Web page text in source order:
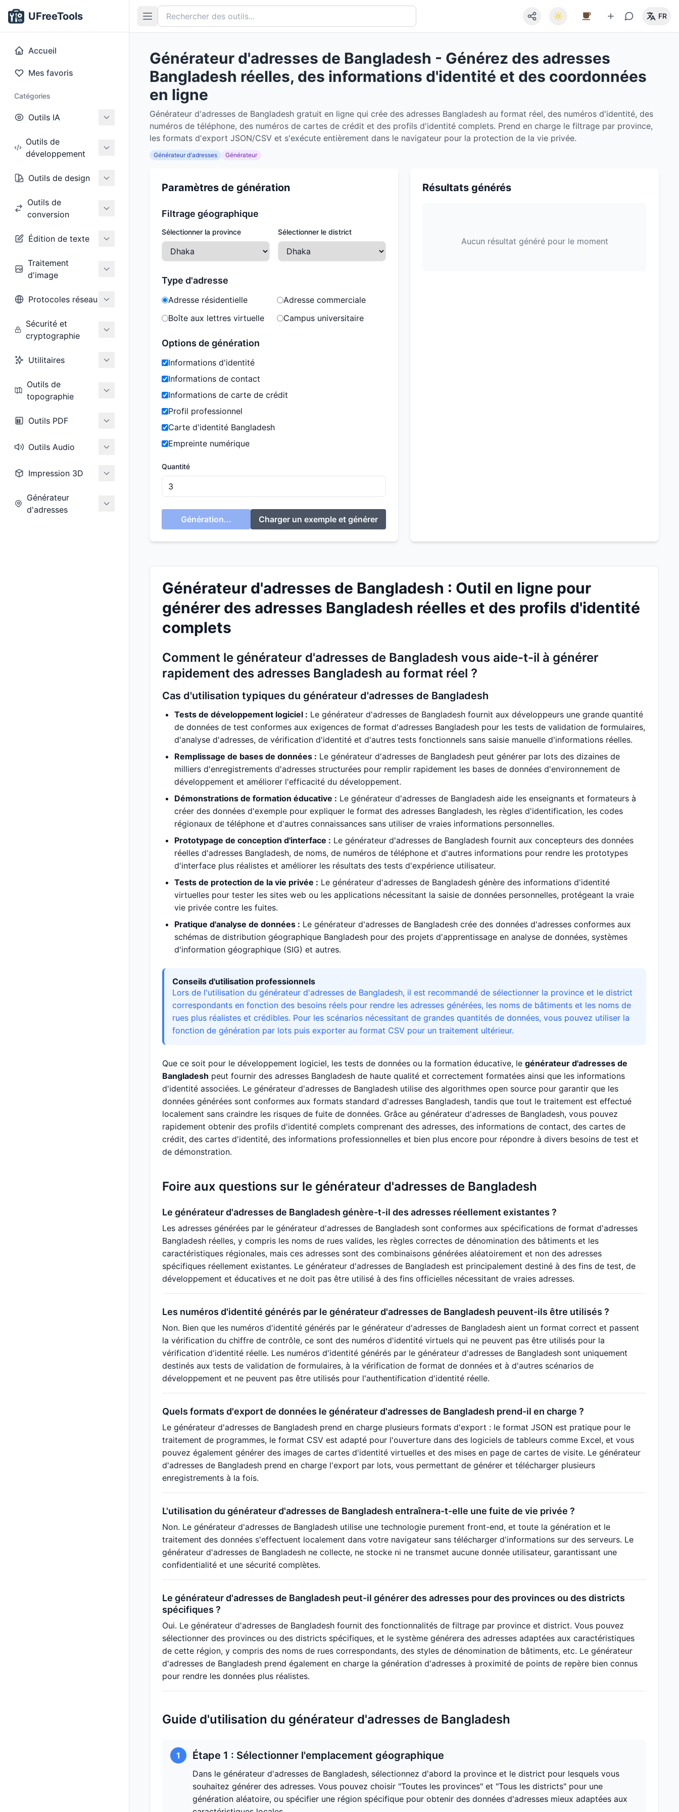
UFreeTools
Accueil
Mes favoris
Catégories
Outils IA
Outils de
développement
Outils de design
Outils de
conversion
Édition de texte
Traitement
d'image
Protocoles réseau
Sécurité et
cryptographie
Utilitaires
Outils de
topographie
Outils PDF
Outils Audio
Impression 3D
Générateur
d'adresses
FR
Générateur d'adresses de Bangladesh - Générez des adresses
Bangladesh réelles, des informations d'identité et des coordonnées
en ligne
Générateur d'adresses de Bangladesh gratuit en ligne qui crée des adresses Bangladesh au format réel, des numéros d'identité, des
numéros de téléphone, des numéros de cartes de crédit et des profils d'identité complets. Prend en charge le filtrage par province,
les formats d'export JSON/CSV et s'exécute entièrement dans le navigateur pour la protection de la vie privée.
Générateur d'adresses Générateur
Paramètres de génération
Filtrage géographique
Sélectionner la province Sélectionner le district
Type d'adresse
Adresse résidentielle
Adresse commerciale
Boîte aux lettres virtuelle
Campus universitaire
Options de génération
Informations d'identité
Informations de contact
Informations de carte de crédit
Profil professionnel
Carte d'identité Bangladesh
Empreinte numérique
Quantité
Génération... Charger un exemple et générer
Résultats générés
Aucun résultat généré pour le moment
Générateur d'adresses de Bangladesh : Outil en ligne pour
générer des adresses Bangladesh réelles et des profils d'identité
complets
Comment le générateur d'adresses de Bangladesh vous aide-t-il à générer
rapidement des adresses Bangladesh au format réel ?
Cas d'utilisation typiques du générateur d'adresses de Bangladesh
Tests de développement logiciel : Le générateur d'adresses de Bangladesh fournit aux développeurs une grande quantité
de données de test conformes aux exigences de format d'adresses Bangladesh pour les tests de validation de formulaires,
d'analyse d'adresses, de vérification d'identité et d'autres tests fonctionnels sans saisie manuelle d'informations réelles.
Remplissage de bases de données : Le générateur d'adresses de Bangladesh peut générer par lots des dizaines de
milliers d'enregistrements d'adresses structurées pour remplir rapidement les bases de données d'environnement de
développement et améliorer l'efficacité du développement.
Démonstrations de formation éducative : Le générateur d'adresses de Bangladesh aide les enseignants et formateurs à
créer des données d'exemple pour expliquer le format des adresses Bangladesh, les règles d'identification, les codes
régionaux de téléphone et d'autres connaissances sans utiliser de vraies informations personnelles.
Prototypage de conception d'interface : Le générateur d'adresses de Bangladesh fournit aux concepteurs des données
réelles d'adresses Bangladesh, de noms, de numéros de téléphone et d'autres informations pour rendre les prototypes
d'interface plus réalistes et améliorer les résultats des tests d'expérience utilisateur.
Tests de protection de la vie privée : Le générateur d'adresses de Bangladesh génère des informations d'identité
virtuelles pour tester les sites web ou les applications nécessitant la saisie de données personnelles, protégeant la vraie
vie privée contre les fuites.
Pratique d'analyse de données : Le générateur d'adresses de Bangladesh crée des données d'adresses conformes aux
schémas de distribution géographique Bangladesh pour des projets d'apprentissage en analyse de données, systèmes
d'information géographique (SIG) et autres.
Conseils d'utilisation professionnels
Lors de l'utilisation du générateur d'adresses de Bangladesh, il est recommandé de sélectionner la province et le district
correspondants en fonction des besoins réels pour rendre les adresses générées, les noms de bâtiments et les noms de
rues plus réalistes et crédibles. Pour les scénarios nécessitant de grandes quantités de données, vous pouvez utiliser la
fonction de génération par lots puis exporter au format CSV pour un traitement ultérieur.
Que ce soit pour le développement logiciel, les tests de données ou la formation éducative, le générateur d'adresses de
Bangladesh peut fournir des adresses Bangladesh de haute qualité et correctement formatées ainsi que les informations
d'identité associées. Le générateur d'adresses de Bangladesh utilise des algorithmes open source pour garantir que les
données générées sont conformes aux formats standard d'adresses Bangladesh, tandis que tout le traitement est effectué
localement sans craindre les risques de fuite de données. Grâce au générateur d'adresses de Bangladesh, vous pouvez
rapidement obtenir des profils d'identité complets comprenant des adresses, des informations de contact, des cartes de
crédit, des cartes d'identité, des informations professionnelles et bien plus encore pour répondre à divers besoins de test et
de démonstration.
Foire aux questions sur le générateur d'adresses de Bangladesh
Le générateur d'adresses de Bangladesh génère-t-il des adresses réellement existantes ?
Les adresses générées par le générateur d'adresses de Bangladesh sont conformes aux spécifications de format d'adresses
Bangladesh réelles, y compris les noms de rues valides, les règles correctes de dénomination des bâtiments et les
caractéristiques régionales, mais ces adresses sont des combinaisons générées aléatoirement et non des adresses
spécifiques réellement existantes. Le générateur d'adresses de Bangladesh est principalement destiné à des fins de test, de
développement et éducatives et ne doit pas être utilisé à des fins officielles nécessitant de vraies adresses.
Les numéros d'identité générés par le générateur d'adresses de Bangladesh peuvent-ils être utilisés ?
Non. Bien que les numéros d'identité générés par le générateur d'adresses de Bangladesh aient un format correct et passent
la vérification du chiffre de contrôle, ce sont des numéros d'identité virtuels qui ne peuvent pas être utilisés pour la
vérification d'identité réelle. Les numéros d'identité générés par le générateur d'adresses de Bangladesh sont uniquement
destinés aux tests de validation de formulaires, à la vérification de format de données et à d'autres scénarios de
développement et ne peuvent pas être utilisés pour l'authentification d'identité réelle.
Quels formats d'export de données le générateur d'adresses de Bangladesh prend-il en charge ?
Le générateur d'adresses de Bangladesh prend en charge plusieurs formats d'export : le format JSON est pratique pour le
traitement de programmes, le format CSV est adapté pour l'ouverture dans des logiciels de tableurs comme Excel, et vous
pouvez également générer des images de cartes d'identité virtuelles et des mises en page de cartes de visite. Le générateur
d'adresses de Bangladesh prend en charge l'export par lots, vous permettant de générer et télécharger plusieurs
enregistrements à la fois.
L'utilisation du générateur d'adresses de Bangladesh entraînera-t-elle une fuite de vie privée ?
Non. Le générateur d'adresses de Bangladesh utilise une technologie purement front-end, et toute la génération et le
traitement des données s'effectuent localement dans votre navigateur sans télécharger d'informations sur des serveurs. Le
générateur d'adresses de Bangladesh ne collecte, ne stocke ni ne transmet aucune donnée utilisateur, garantissant une
confidentialité et une sécurité complètes.
Le générateur d'adresses de Bangladesh peut-il générer des adresses pour des provinces ou des districts
spécifiques ?
Oui. Le générateur d'adresses de Bangladesh fournit des fonctionnalités de filtrage par province et district. Vous pouvez
sélectionner des provinces ou des districts spécifiques, et le système générera des adresses adaptées aux caractéristiques
de cette région, y compris des noms de rues correspondants, des styles de dénomination de bâtiments, etc. Le générateur
d'adresses de Bangladesh prend également en charge la génération d'adresses à proximité de points de repère bien connus
pour rendre les données plus réalistes.
Guide d'utilisation du générateur d'adresses de Bangladesh
1 Étape 1 : Sélectionner l'emplacement géographique
Dans le générateur d'adresses de Bangladesh, sélectionnez d'abord la province et le district pour lesquels vous
souhaitez générer des adresses. Vous pouvez choisir "Toutes les provinces" et "Tous les districts" pour une
génération aléatoire, ou spécifier une région spécifique pour obtenir des données d'adresses mieux adaptées aux